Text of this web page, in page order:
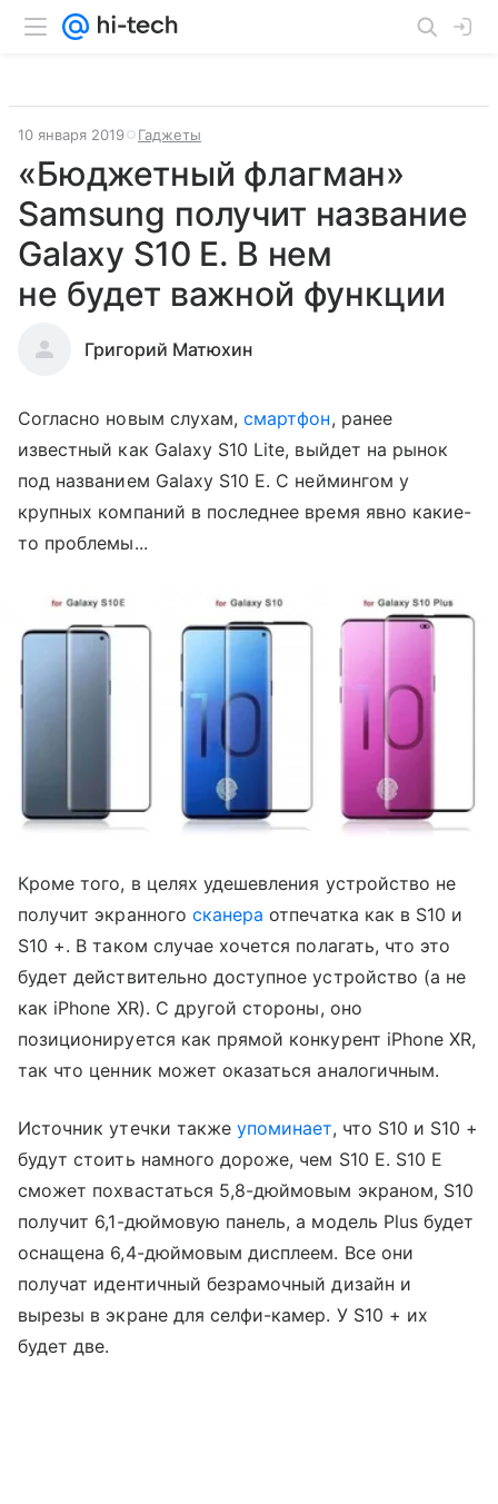
10 января 2019 Гаджеты
«Бюджетный флагман»
Samsung получит название
Galaxy S10 E. В нем
не будет важной функции
Григорий Матюхин
Согласно новым слухам,смартфон, ранее
известный как Galaxy S10 Lite, выйдет на рынок
под названием Galaxy S10 E. С неймингом у
крупных компаний в последнее время явно какие-
то проблемы...
Кроме того, в целях удешевления устройство не
получит экранного сканера отпечатка как в S10 и
S10 +. В таком случае хочется полагать, что это
будет действительно доступное устройство (а не
как iPhone XR). С другой стороны, оно
позиционируется как прямой конкурент iPhone XR,
так что ценник может оказаться аналогичным.
Источник утечки такжеупоминает, что S10 и S10 +
будут стоить намного дороже, чем S10 E. S10 E
сможет похвастаться 5,8-дюймовым экраном, S10
получит 6,1-дюймовую панель, а модель Plus будет
оснащена 6,4-дюймовым дисплеем. Все они
получат идентичный безрамочный дизайн и
вырезы в экране для селфи-камер. У S10 + их
будет две.